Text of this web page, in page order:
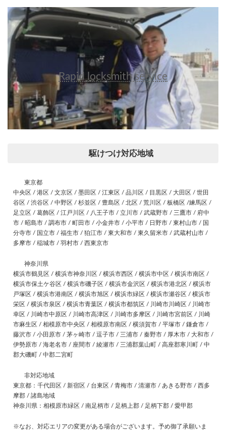
Rapid locksmith service
駆けつけ対応地域
東京都
中央区 / 港区 / 文京区 / 墨田区 / 江東区 / 品川区 / 目黒区 / 大田区 / 世田
谷区 / 渋谷区 / 中野区 / 杉並区 / 豊島区 / 北区 / 荒川区 / 板橋区 /練馬区 /
足立区 / 葛飾区 / 江戸川区 / 八王子市 / 立川市 / 武蔵野市 / 三鷹市 / 府中
市 / 昭島市 / 調布市 / 町田市 / 小金井市 / 小平市 / 日野市 / 東村山市 / 国
分寺市 / 国立市 / 福生市 / 狛江市 / 東大和市 / 東久留米市 / 武蔵村山市 /
多摩市 / 稲城市 / 羽村市 / 西東京市
神奈川県
横浜市鶴見区 / 横浜市神奈川区 / 横浜市西区 / 横浜市中区 / 横浜市南区 /
横浜市保土ケ谷区 / 横浜市磯子区 / 横浜市金沢区 / 横浜市港北区 / 横浜市
戸塚区 / 横浜市港南区 / 横浜市旭区 / 横浜市緑区 / 横浜市瀬谷区 / 横浜市
栄区 / 横浜市泉区 / 横浜市青葉区 / 横浜市都筑区 / 川崎市川崎区 / 川崎市
幸区 / 川崎市中原区 / 川崎市高津区 / 川崎市多摩区 / 川崎市宮前区 / 川崎
市麻生区 / 相模原市中央区 / 相模原市南区 / 横須賀市 / 平塚市 / 鎌倉市 /
藤沢市 / 小田原市 / 茅ヶ崎市 / 逗子市 / 三浦市 / 秦野市 / 厚木市 / 大和市 /
伊勢原市 / 海老名市 / 座間市 / 綾瀬市 / 三浦郡葉山町 / 高座郡寒川町 / 中
郡大磯町 / 中郡二宮町
非対応地域
東京都：千代田区 / 新宿区 / 台東区 / 青梅市 / 清瀬市 / あきる野市 / 西多
摩郡 / 諸島地域
神奈川県：相模原市緑区 / 南足柄市 / 足柄上郡 / 足柄下郡 / 愛甲郡
※なお、対応エリアの変更がある場合がございます。予め御了承願いま